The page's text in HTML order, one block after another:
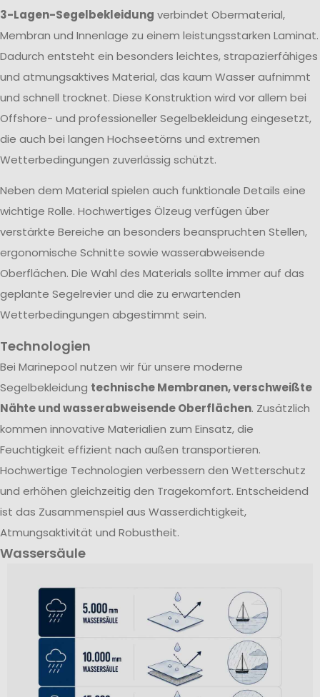
3-Lagen-Segelbekleidung verbindet Obermaterial,
Membran und Innenlage zu einem leistungsstarken Laminat.
Dadurch entsteht ein besonders leichtes, strapazierfähiges
und atmungsaktives Material, das kaum Wasser aufnimmt
und schnell trocknet. Diese Konstruktion wird vor allem bei
Offshore- und professioneller Segelbekleidung eingesetzt,
die auch bei langen Hochseetörns und extremen
Wetterbedingungen zuverlässig schützt.
Neben dem Material spielen auch funktionale Details eine
wichtige Rolle. Hochwertiges Ölzeug verfügen über
verstärkte Bereiche an besonders beanspruchten Stellen,
ergonomische Schnitte sowie wasserabweisende
Oberflächen. Die Wahl des Materials sollte immer auf das
geplante Segelrevier und die zu erwartenden
Wetterbedingungen abgestimmt sein.
Technologien
Bei Marinepool nutzen wir für unsere moderne
Segelbekleidung technische Membranen, verschweißte
Nähte und wasserabweisende Oberflächen. Zusätzlich
kommen innovative Materialien zum Einsatz, die
Feuchtigkeit effizient nach außen transportieren.
Hochwertige Technologien verbessern den Wetterschutz
und erhöhen gleichzeitig den Tragekomfort. Entscheidend
ist das Zusammenspiel aus Wasserdichtigkeit,
Atmungsaktivität und Robustheit.
Wassersäule